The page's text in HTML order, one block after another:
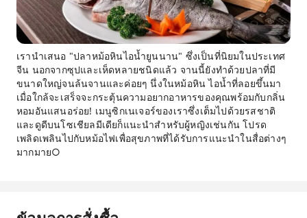
เรานำเสนอ "ปลาหม้อหินไอน้ำยูนนาน" ซึ่งเป็นที่นิยมในประเทศ
จีน นอกจากซุปและเห็ดหลายชนิดแล้ว จานนี้ยังทำด้วยปลาที่มี
ขนาดใหญ่จนล้นจานและค่อยๆ นึ่งในหม้อหิน ไอน้ำที่ลอยขึ้นมา
เมื่อใกล้จะเสร็จจะกระตุ้นความอยากอาหารของคุณพร้อมกับกลิ่น
หอมอันแสนอร่อย! เมนูซิกเนเจอร์ของเราซึ่งเต็มไปด้วยรสชาติ
และดูดีบนโซเชียลมีเดียก็แนะนำสำหรับผู้หญิงเช่นกัน โปรด
เพลิดเพลินไปกับหม้อไฟเพื่อสุขภาพที่ได้รับการแนะนำในสื่อต่างๆ
มากมาย○